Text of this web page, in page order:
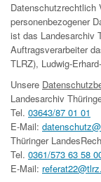
Datenschutzrechtlich
personenbezogener
ist das Landesarchiv
Auftragsverarbeiter
TLRZ), Ludwig-
Unsere
Landesarchiv
Tel. 03643/87 01 01
E-Mail:
Thüringer
Tel. 0361/573 63 58
E-Mail: